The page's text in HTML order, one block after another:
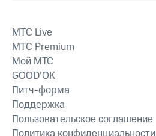
MTС Live
MTС Premium
Мой МТС
GOOD’OK
Питч-форма
Поддержка
Пользовательское соглашение